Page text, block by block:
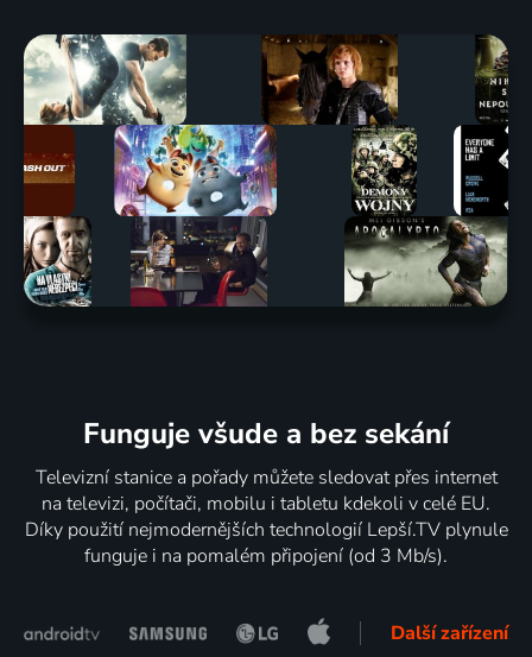
Funguje všude a bez sekání
Televizní stanice a pořady můžete sledovat přes internet
na televizi, počítači, mobilu i tabletu kdekoli v celé EU.
Díky použití nejmodernějších technologií Lepší.TV plynule
funguje i na pomalém připojení (od 3 Mb/s).
Další zařízení